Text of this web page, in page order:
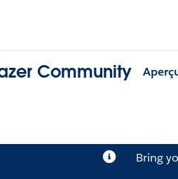
Community
Bring